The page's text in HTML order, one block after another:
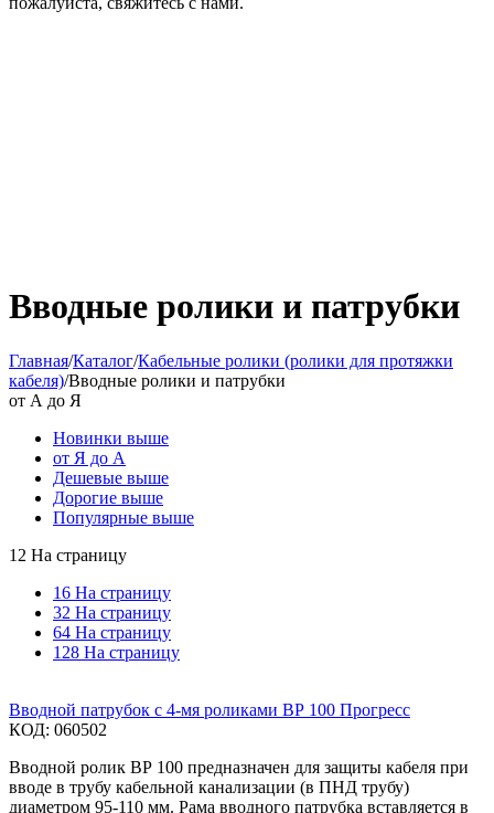
Вводные ролики и патрубки
Главная/Каталог/Кабельные ролики (ролики для протяжки
кабеля)/Вводные ролики и патрубки
от А до Я
Новинки выше
от Я до А
Дешевые выше
Дорогие выше
Популярные выше
12 На страницу
16 На страницу
32 На страницу
64 На страницу
128 На страницу
Вводной патрубок с 4-мя роликами ВР 100 Прогресс
КОД: 060502
Вводной ролик ВР 100 предназначен для защиты кабеля при
вводе в трубу кабельной канализации (в ПНД трубу)
диаметром 95-110 мм. Рама вводного патрубка вставляется в